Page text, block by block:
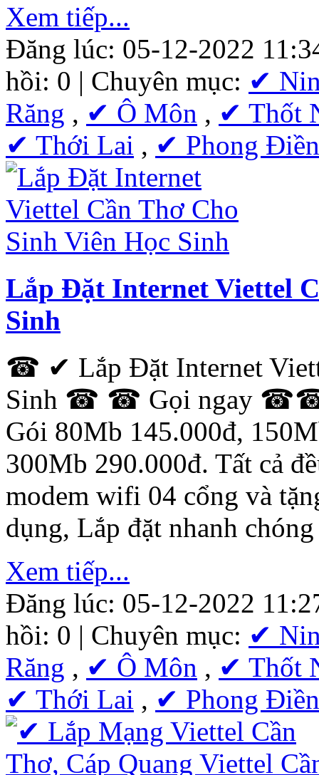
Xem tiếp...
Đăng lúc: 05-12-2022
hồi: 0 | Chuyên mục: ✔
Răng , ✔ Ô Môn , ✔ Thốt
✔ Thới Lai , ✔ Phong Điền
Lắp Đặt Internet Viettel
Sinh
☎ ✔ Lắp Đặt Internet
Sinh ☎ ☎ Gọi ngay ☎☎:
Gói 80Mb 145.000đ,
300Mb 290.000đ. Tất cả
modem wifi 04 cổng và
dụng, Lắp đặt nhanh
Xem tiếp...
Đăng lúc: 05-12-2022
hồi: 0 | Chuyên mục: ✔
Răng , ✔ Ô Môn , ✔ Thốt
✔ Thới Lai , ✔ Phong Điền